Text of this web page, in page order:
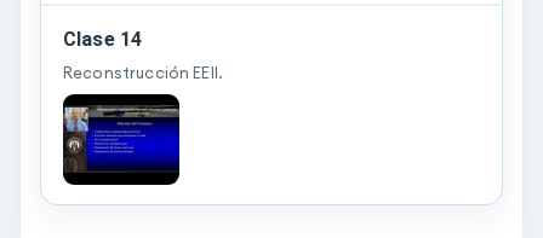
Clase 14
Reconstrucción EEII.